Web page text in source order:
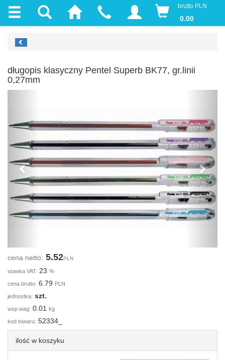
brutto PLN
0.00
długopis klasyczny Pentel Superb BK77, gr.linii
0,27mm
cena netto: 5.52PLN
stawka VAT: 23 %
cena brutto: 6.79 PLN
jednostka: szt.
wsp wag: 0.01 kg
kod towaru: 52334_
ilość w koszyku